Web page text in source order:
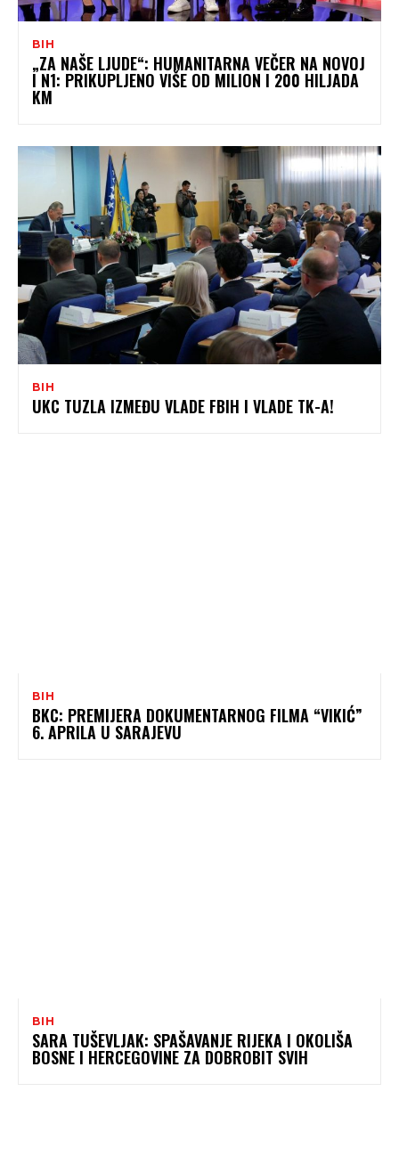
BIH
„ZA NAŠE LJUDE“: HUMANITARNA VEČER NA NOVOJ
I N1: PRIKUPLJENO VIŠE OD MILION I 200 HILJADA
KM
BIH
UKC TUZLA IZMEĐU VLADE FBIH I VLADE TK-A!
BIH
BKC: PREMIJERA DOKUMENTARNOG FILMA “VIKIĆ”
6. APRILA U SARAJEVU
BIH
SARA TUŠEVLJAK: SPAŠAVANJE RIJEKA I OKOLIŠA
BOSNE I HERCEGOVINE ZA DOBROBIT SVIH